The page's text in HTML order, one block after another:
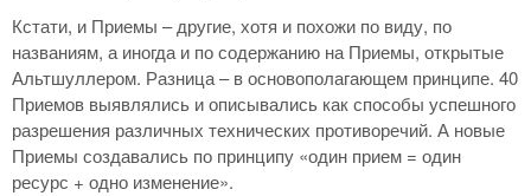
Кстати, и Приемы – другие, хотя и похожи по виду, по
названиям, а иногда и по содержанию на Приемы, открытые
Альтшуллером. Разница – в основополагающем принципе. 40
Приемов выявлялись и описывались как способы успешного
разрешения различных технических противоречий. А новые
Приемы создавались по принципу «один прием = один
ресурс + одно изменение».